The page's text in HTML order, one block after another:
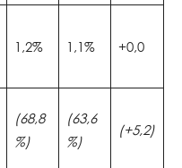
1,2% 1,1% +0,0
(68,8
%)
(63,6
%)
(+5,2)